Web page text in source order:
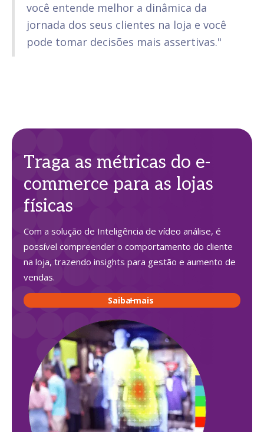
você entende melhor a dinâmica da
jornada dos seus clientes na loja e você
pode tomar decisões mais assertivas."
Traga as métricas do e-
commerce para as lojas
físicas
Com a solução de Inteligência de vídeo análise, é
possível compreender o comportamento do cliente
na loja, trazendo insights para gestão e aumento de
vendas.
Saiba mais